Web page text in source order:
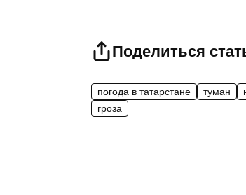
Поделиться
погода в татарстане туман
гроза